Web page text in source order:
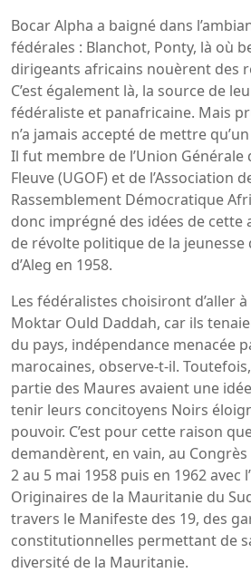
Bocar Alpha a baigné dans
fédérales : Blanchot, Ponty, là où
dirigeants africains nouèrent des
C’est également là, la source de
fédéraliste et panafricaine. Mais
n’a jamais accepté de mettre
Il fut membre de l’Union
Fleuve (UGOF) et de l’Association
Rassemblement Démocratique
donc imprégné des idées de cette
de révolte politique de la jeunesse
d’Aleg en 1958.
Les fédéralistes choisiront d’aller
Moktar Ould Daddah, car ils
du pays, indépendance menacée
marocaines, observe-t-il.
partie des Maures avaient une
tenir leurs concitoyens Noirs
pouvoir. C’est pour cette raison
demandèrent, en vain, au Congrès
2 au 5 mai 1958 puis en 1962 avec
Originaires de la Mauritanie du
travers le Manifeste des 19, des
constitutionnelles permettant de
diversité de la Mauritanie.